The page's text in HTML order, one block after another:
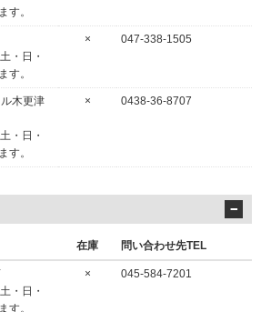
す。
・日・
す。
× 047-338-1505
木更津
・日・
す。
× 0438-36-8707
在庫 問い合わせ先TEL
・日・
す。
× 045-584-7201